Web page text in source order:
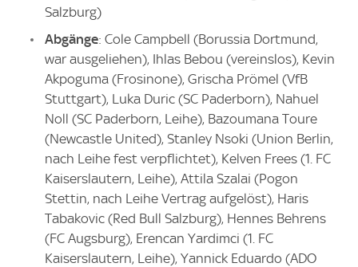
Salzburg)
Abgänge: Cole Campbell (Borussia Dortmund,
war ausgeliehen), Ihlas Bebou (vereinslos), Kevin
Akpoguma (Frosinone), Grischa Prömel (VfB
Stuttgart), Luka Duric (SC Paderborn), Nahuel
Noll (SC Paderborn, Leihe), Bazoumana Toure
(Newcastle United), Stanley Nsoki (Union Berlin,
nach Leihe fest verpflichtet), Kelven Frees (1. FC
Kaiserslautern, Leihe), Attila Szalai (Pogon
Stettin, nach Leihe Vertrag aufgelöst), Haris
Tabakovic (Red Bull Salzburg), Hennes Behrens
(FC Augsburg), Erencan Yardimci (1. FC
Kaiserslautern, Leihe), Yannick Eduardo (ADO